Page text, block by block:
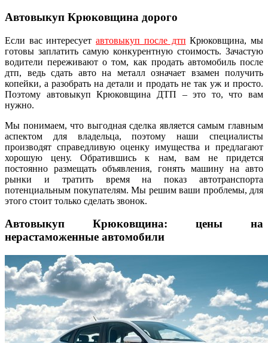
Автовыкуп Крюковщина дорого
Если вас интересуетавтовыкуп после дтп Крюковщина, мы
готовы заплатить самую конкурентную стоимость. Зачастую
водители переживают о том, как продать автомобиль после
дтп, ведь сдать авто на металл означает взамен получить
копейки, а разобрать на детали и продать не так уж и просто.
Поэтому автовыкуп Крюковщина ДТП – это то, что вам
нужно.
Мы понимаем, что выгодная сделка является самым главным
аспектом для владельца, поэтому наши специалисты
производят справедливую оценку имущества и предлагают
хорошую цену. Обратившись к нам, вам не придется
постоянно размещать объявления, гонять машину на авто
рынки и тратить время на показ автотранспорта
потенциальным покупателям. Мы решим ваши проблемы, для
этого стоит только сделать звонок.
Автовыкуп Крюковщина: цены на
нерастаможенные автомобили